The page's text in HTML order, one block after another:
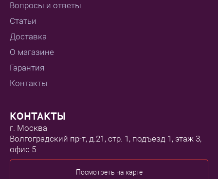
Вопросы и ответы
Статьи
Доставка
О магазине
Гарантия
Контакты
КОНТАКТЫ
г. Москва
Волгоградский пр-т, д.21, стр. 1, подъезд 1, этаж 3,
офис 5
Посмотреть на карте